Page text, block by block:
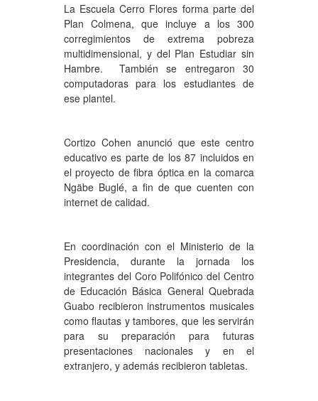
La Escuela Cerro Flores forma parte del
Plan Colmena, que incluye a los 300
corregimientos de extrema pobreza
multidimensional, y del Plan Estudiar sin
Hambre. También se entregaron 30
computadoras para los estudiantes de
ese plantel.
Cortizo Cohen anunció que este centro
educativo es parte de los 87 incluidos en
el proyecto de fibra óptica en la comarca
Ngäbe Buglé, a fin de que cuenten con
internet de calidad.
En coordinación con el Ministerio de la
Presidencia, durante la jornada los
integrantes del Coro Polifónico del Centro
de Educación Básica General Quebrada
Guabo recibieron instrumentos musicales
como flautas y tambores, que les servirán
para su preparación para futuras
presentaciones nacionales y en el
extranjero, y además recibieron tabletas.